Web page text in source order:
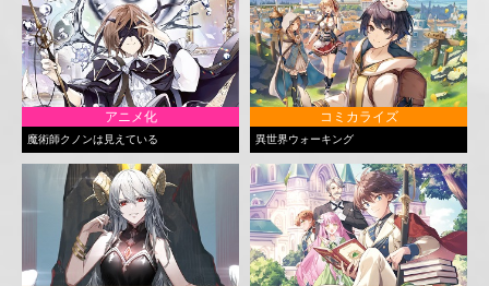
アニメ化
魔術師クノンは見えている
コミカライズ
異世界ウォーキング